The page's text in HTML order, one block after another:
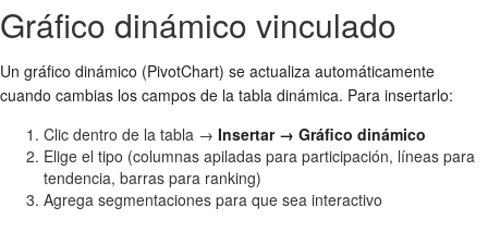
Gráfico dinámico vinculado
Un gráfico dinámico (PivotChart) se actualiza automáticamente
cuando cambias los campos de la tabla dinámica. Para insertarlo:
Clic dentro de la tabla → Insertar → Gráfico dinámico
Elige el tipo (columnas apiladas para participación, líneas para
tendencia, barras para ranking)
Agrega segmentaciones para que sea interactivo